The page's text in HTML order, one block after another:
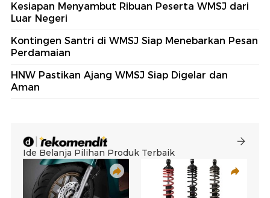
Kesiapan Menyambut Ribuan Peserta WMSJ dari
Luar Negeri
Kontingen Santri di WMSJ Siap Menebarkan Pesan
Perdamaian
HNW Pastikan Ajang WMSJ Siap Digelar dan
Aman